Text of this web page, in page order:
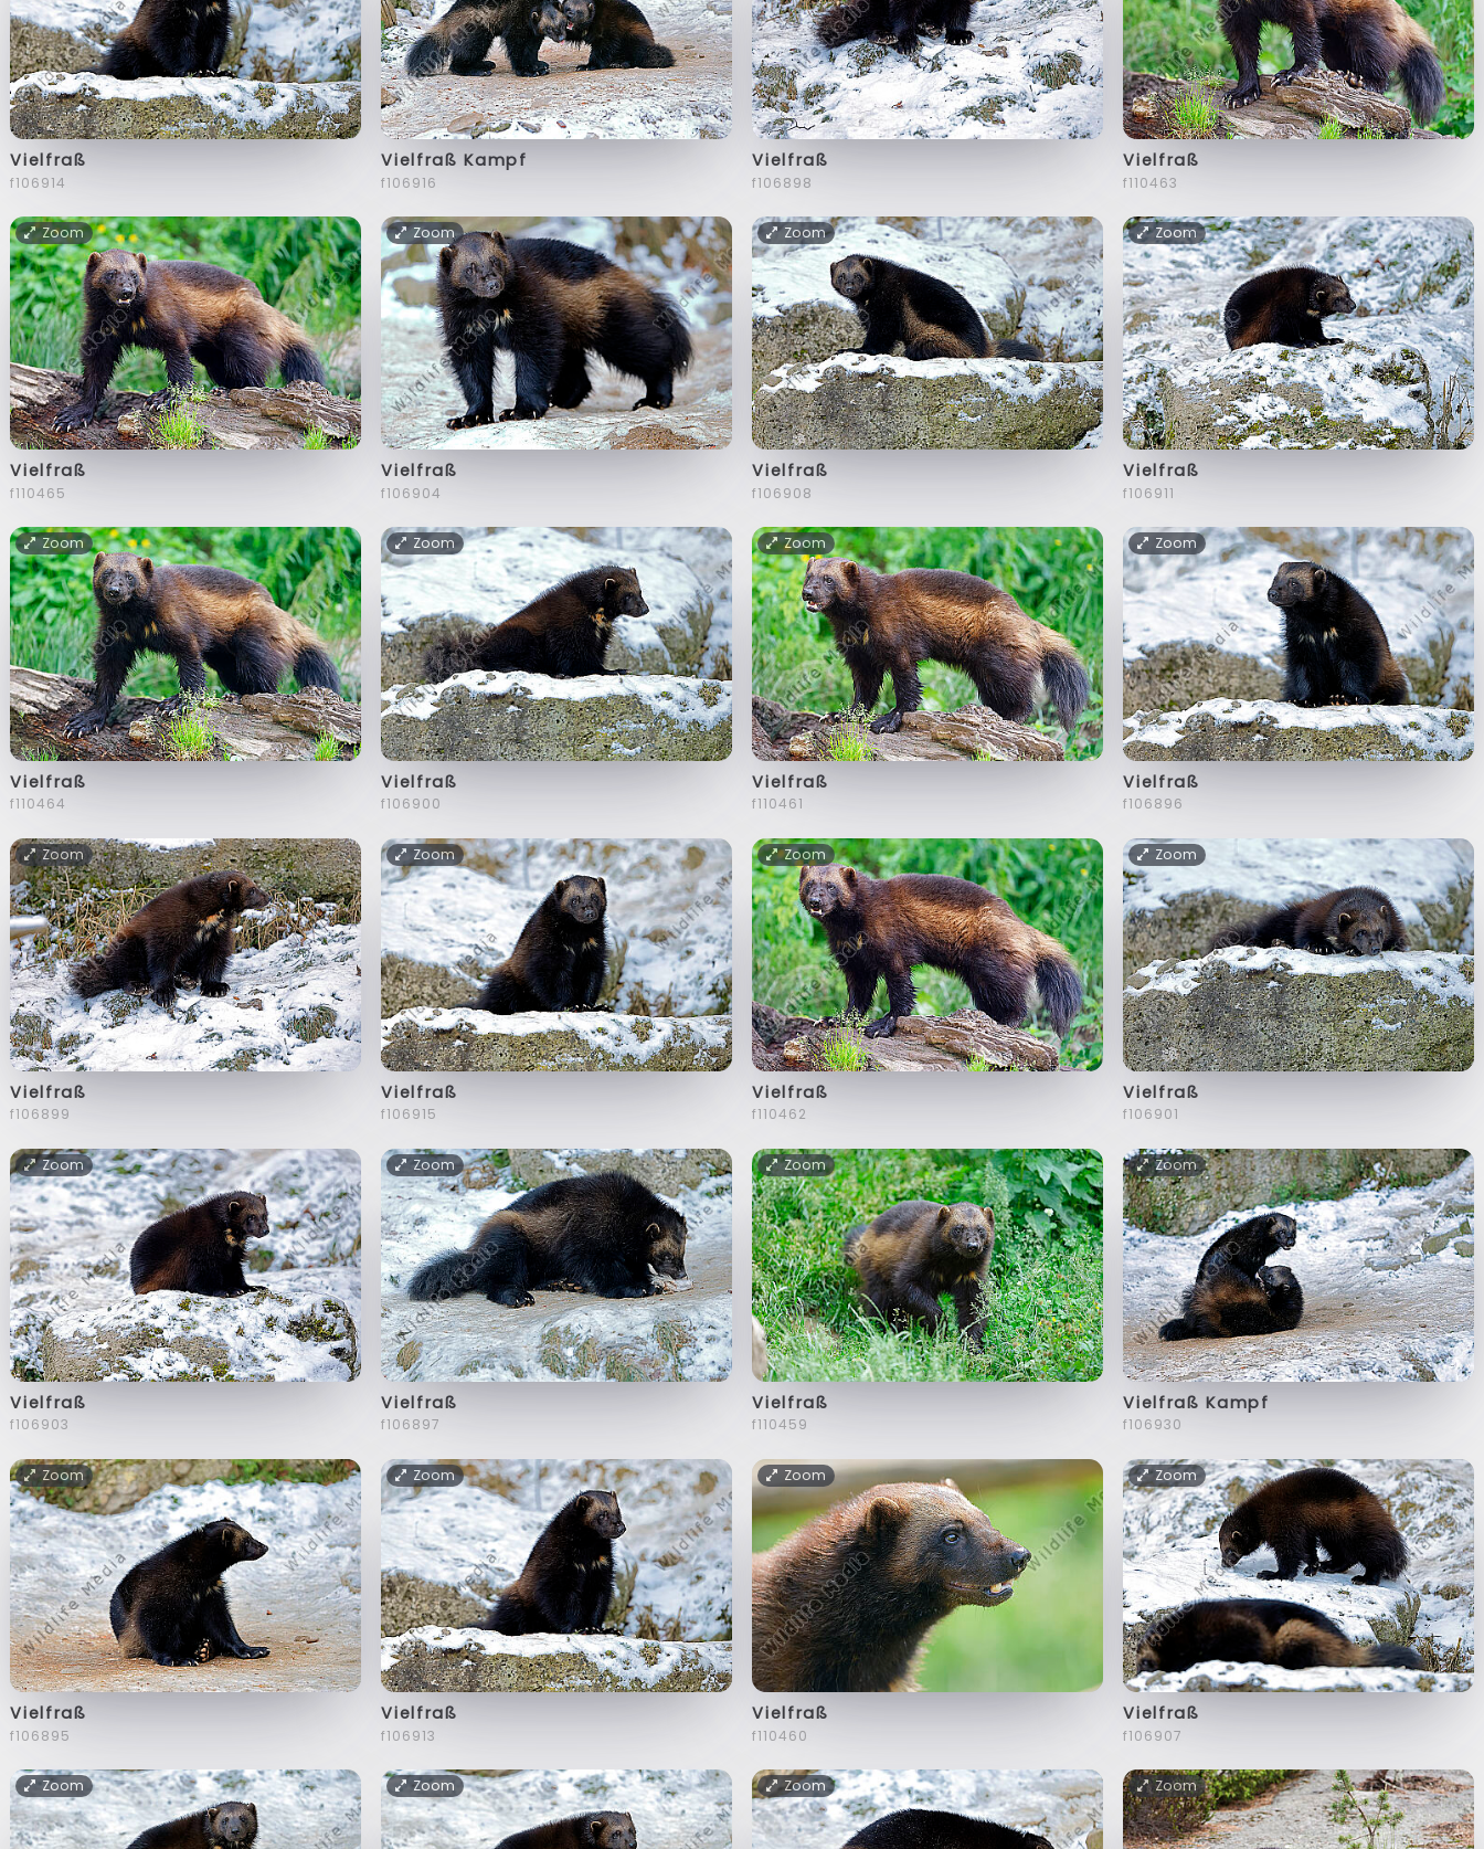
Vielfraß
f106914
Vielfraß Kampf
f106916
Vielfraß
f106898
Vielfraß
f110463
Zoom
Vielfraß
f110465
Zoom
Vielfraß
f106904
Zoom
Vielfraß
f106908
Zoom
Vielfraß
f106911
Zoom
Vielfraß
f110464
Zoom
Vielfraß
f106900
Zoom
Vielfraß
f110461
Zoom
Vielfraß
f106896
Zoom
Vielfraß
f106899
Zoom
Vielfraß
f106915
Zoom
Vielfraß
f110462
Zoom
Vielfraß
f106901
Zoom
Vielfraß
f106903
Zoom
Vielfraß
f106897
Zoom
Vielfraß
f110459
Zoom
Vielfraß Kampf
f106930
Zoom
Vielfraß
f106895
Zoom
Vielfraß
f106913
Zoom
Vielfraß
f110460
Zoom
Vielfraß
f106907
Zoom Zoom Zoom Zoom